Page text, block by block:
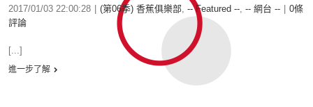
2017/01/03 22:00:28 (第06季) 香蕉俱樂部, -- Featured --, -- 網台 --
0條
評論
[...]
進一步了解